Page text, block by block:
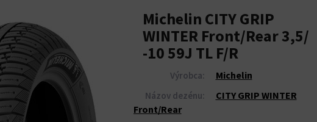
Michelin CITY GRIP
WINTER Front/Rear 3,5/
-10 59J TL F/R
Výrobca: Michelin
Názov dezénu:
CITY GRIP WINTER
Front/Rear